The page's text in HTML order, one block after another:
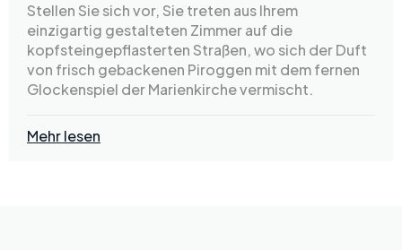
Stellen Sie sich vor, Sie treten aus Ihrem
einzigartig gestalteten Zimmer auf die
kopfsteingepflasterten Straßen, wo sich der Duft
von frisch gebackenen Piroggen mit dem fernen
Glockenspiel der Marienkirche vermischt.
Mehr lesen